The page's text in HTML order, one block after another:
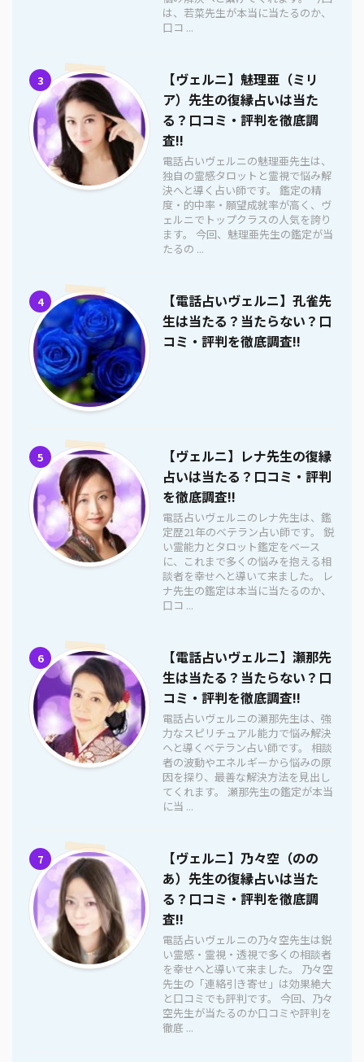
は、若菜先生が本当に当たるのか、
口コ ...
3
【ヴェルニ】魅理亜（ミリ
ア）先生の復縁占いは当た
る？口コミ・評判を徹底調
査!!
電話占いヴェルニの魅理亜先生は、
独自の霊感タロットと霊視で悩み解
決へと導く占い師です。 鑑定の精
度・的中率・願望成就率が高く、ヴ
ェルニでトップクラスの人気を誇り
ます。 今回、魅理亜先生の鑑定が当
たるの ...
4
【電話占いヴェルニ】孔雀先
生は当たる？当たらない？口
コミ・評判を徹底調査!!
5
【ヴェルニ】レナ先生の復縁
占いは当たる？口コミ・評判
を徹底調査!!
電話占いヴェルニのレナ先生は、鑑
定歴21年のベテラン占い師です。 鋭
い霊能力とタロット鑑定をベース
に、これまで多くの悩みを抱える相
談者を幸せへと導いて来ました。 レ
ナ先生の鑑定は本当に当たるのか、
口コ ...
6
【電話占いヴェルニ】瀬那先
生は当たる？当たらない？口
コミ・評判を徹底調査!!
電話占いヴェルニの瀬那先生は、強
力なスピリチュアル能力で悩み解決
へと導くベテラン占い師です。 相談
者の波動やエネルギーから悩みの原
因を探り、最善な解決方法を見出し
てくれます。 瀬那先生の鑑定が本当
に当 ...
7
【ヴェルニ】乃々空（のの
あ）先生の復縁占いは当た
る？口コミ・評判を徹底調
査!!
電話占いヴェルニの乃々空先生は鋭
い霊感・霊視・透視で多くの相談者
を幸せへと導いて来ました。 乃々空
先生の「連絡引き寄せ」は効果絶大
と口コミでも評判です。 今回、乃々
空先生が当たるのか口コミや評判を
徹底 ...